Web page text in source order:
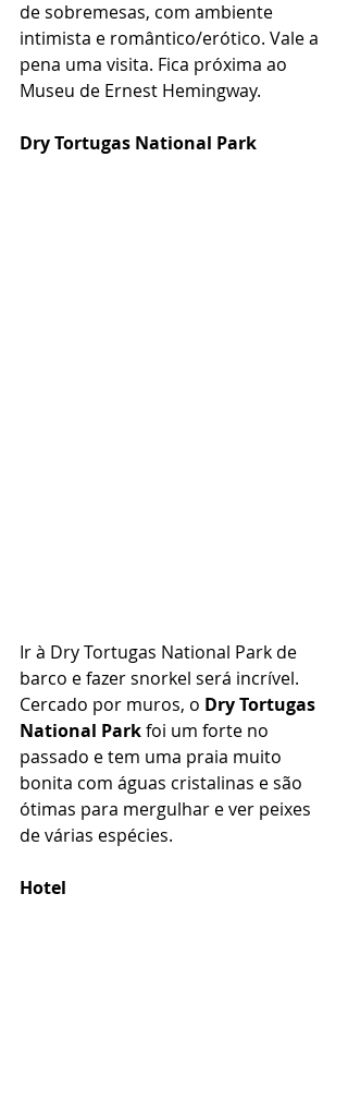
de sobremesas, com ambiente
intimista e romântico/erótico. Vale a
pena uma visita. Fica próxima ao
Museu de Ernest Hemingway.
Dry Tortugas National Park
Ir à Dry Tortugas National Park de
barco e fazer snorkel será incrível.
Cercado por muros, o Dry Tortugas
National Park foi um forte no
passado e tem uma praia muito
bonita com águas cristalinas e são
ótimas para mergulhar e ver peixes
de várias espécies.
Hotel